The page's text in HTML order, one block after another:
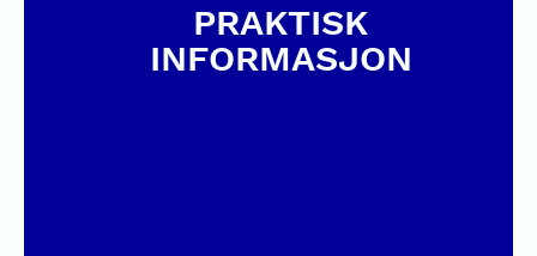
PRAKTISK
INFORMASJON